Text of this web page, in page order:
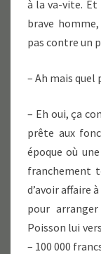
à la va-vite. Et
brave
pas contre
– Ah mais quel
– Eh oui, ça
prête aux
époque où
franchement
d’avoir affaire
pour
Poisson lui
– 100 000